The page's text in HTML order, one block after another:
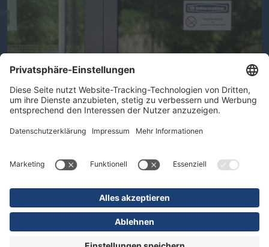
Ihre Gesundheit im Mittelpunkt -
Therapeutische Vielfalt in der DR.